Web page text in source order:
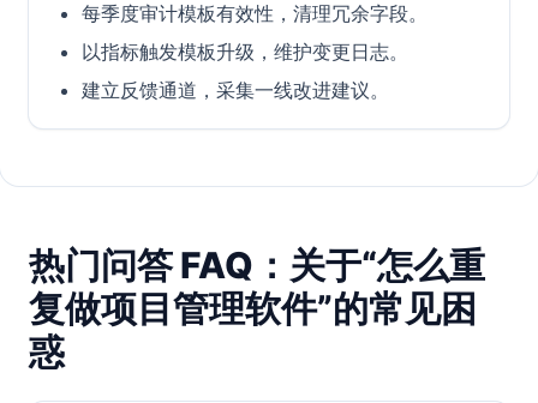
每季度审计模板有效性，清理冗余字段。
以指标触发模板升级，维护变更日志。
建立反馈通道，采集一线改进建议。
热门问答 FAQ：关于“怎么重
复做项目管理软件”的常见困
惑